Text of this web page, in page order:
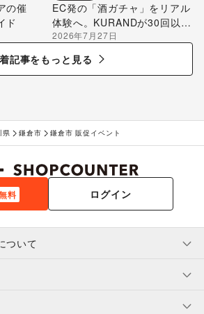
の催
ド
EC発の「酒ガチャ」をリアル
体験へ。KURANDが30回以上
のポップアップ出店で届け
る“新しいお酒との出会い”
2026年7月27日
記事をもっと見る
県 鎌倉市 鎌倉市 販促イベント
料 ログイン
ついて
ン
表示
へ